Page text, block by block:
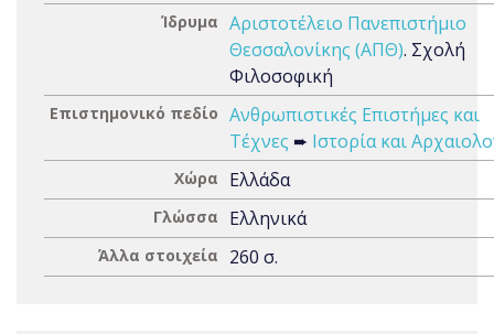
Ίδρυμα Αριστοτέλειο Πανεπιστήμιο
Θεσσαλονίκης (ΑΠΘ). Σχολή
Φιλοσοφική
Επιστημονικό πεδίο Ανθρωπιστικές Επιστήμες και
Τέχνες ➨ Ιστορία και
Χώρα Ελλάδα
Γλώσσα Ελληνικά
Άλλα στοιχεία 260 σ.